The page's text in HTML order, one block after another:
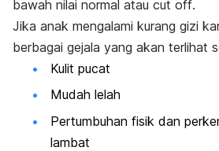
bawah nilai normal atau cut off.
Jika anak mengalami kurang gizi
berbagai gejala yang akan terlihat
Kulit pucat
Mudah lelah
Pertumbuhan fisik dan
lambat